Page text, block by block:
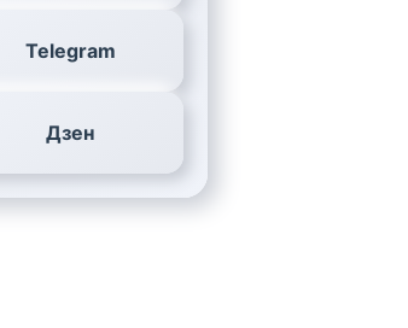
Telegram
Дзен